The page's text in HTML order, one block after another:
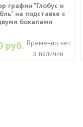
графин "Глобус и
на подставке с
бокалами
руб. Временно нет
в наличии